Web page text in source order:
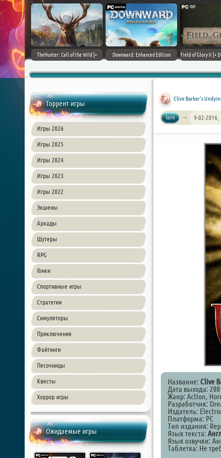
(2017)
TheHunter: Call of the Wild [+
Downward: Enhanced Edition
Field of Glory II [+
Торрент игры
Игры 2026
Игры 2025
Игры 2024
Игры 2023
Игры 2022
Экшены
Аркады
Шутеры
RPG
Гонки
Спортивные игры
Стратегии
Симуляторы
Приключения
Файтинги
Песочницы
Квесты
Хоррор игры
Ожидаемые игры
Clive Barker's
lorn 9-02-2016,
Название: Clive
Дата выхода:
Жанр: Action,
Разработчик:
Издатель:
Платформа: PC
Тип издания:
Язык текста:
Язык озвучки:
Таблетка: Не